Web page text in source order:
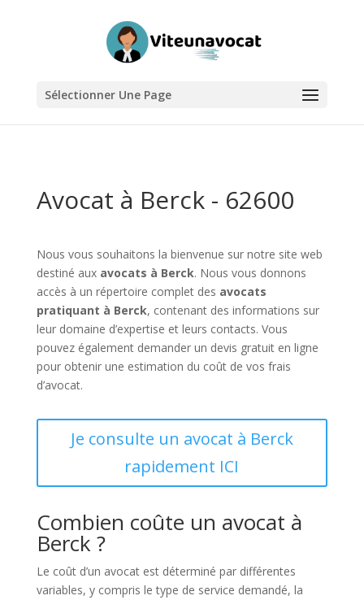
Sélectionner Une Page
Avocat à Berck - 62600
Nous vous souhaitons la bienvenue sur notre site web
destiné aux avocats à Berck. Nous vous donnons
accès à un répertoire complet des avocats
pratiquant à Berck, contenant des informations sur
leur domaine d’expertise et leurs contacts. Vous
pouvez également demander un devis gratuit en ligne
pour obtenir une estimation du coût de vos frais
d’avocat.
Je consulte un avocat à Berck
rapidement ICI
Combien coûte un avocat à
Berck ?
Le coût d’un avocat est déterminé par différentes
variables, y compris le type de service demandé, la